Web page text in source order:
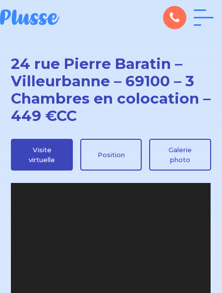
24 rue Pierre Baratin –
Villeurbanne – 69100 – 3
Chambres en colocation –
449 €CC
Visite
virtuelle
Position
Galerie
photo